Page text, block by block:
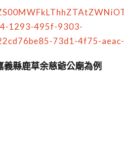
1293-495f-9303-
73d1-4f75-
縣鹿草余慈爺公廟為例